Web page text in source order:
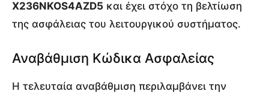
X236NKOS4AZD5 και έχει στόχο τη βελτίωση
της ασφάλειας του λειτουργικού συστήματος.
Αναβάθμιση Κώδικα Ασφαλείας
Η τελευταία αναβάθμιση περιλαμβάνει την